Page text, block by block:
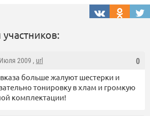
0
2009 , url
больше жалуют шестерки и
тонировку в хлам и громкую
комплектации!